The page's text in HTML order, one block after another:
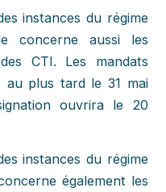
instances du régime
concerne aussi les
CTI. Les mandats
au plus tard le 31 mai
ouvrira le 20
instances du régime
également les